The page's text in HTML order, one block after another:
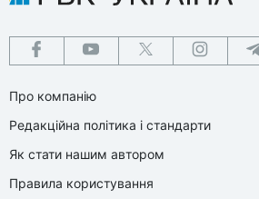
Про компанію
Редакційна політика і стандарти
Як стати нашим автором
Правила користування